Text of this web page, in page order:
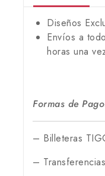
Diseños
Envíos a
horas una
Formas de
– Billeteras
–